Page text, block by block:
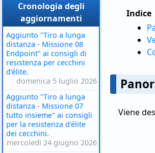
Indice
Viene
Cronologia degli
aggiornamenti
Aggiunto "Tiro a lunga
distanza - Missione 08
Endpoint" ai consigli di
resistenza per cecchini
d'élite.
domenica 5 luglio 2026
Aggiunto "Tiro a lunga
distanza - Missione 07
tutto insieme" ai consigli
per la resistenza d'élite
dei cecchini.
mercoledì 24 giugno 2026